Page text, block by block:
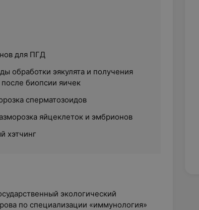
для ПГД
обработки эякулята и получения
биопсии яичек
сперматозоидов
яйцеклеток и эмбрионов
хэтчинг
экологический
по специализации «иммунология»